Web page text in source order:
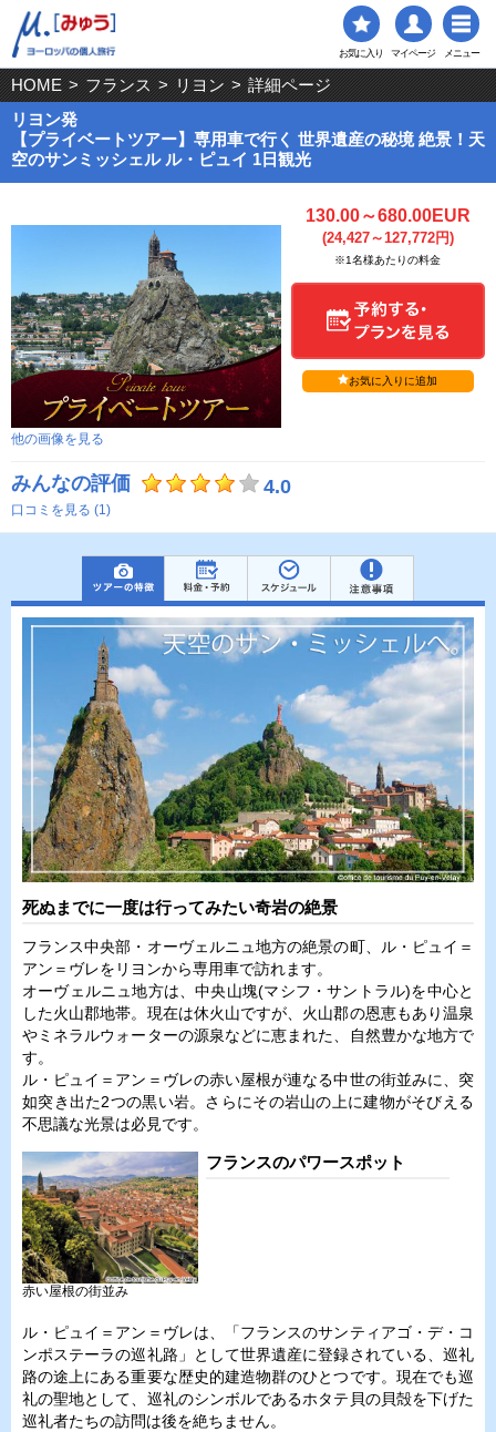
お気に入り マイページ メニュー
HOME > フランス > リヨン > 詳細ページ
リヨン発
【プライベートツアー】専用車で行く 世界遺産の秘境 絶景！天
空のサンミッシェル ル・ピュイ 1日観光
他の画像を見る
130.00～680.00EUR
(24,427～127,772円)
※1名様あたりの料金
お気に入りに追加
みんなの評価 4.0
口コミを見る (1)
死ぬまでに一度は行ってみたい奇岩の絶景
フランス中央部・オーヴェルニュ地方の絶景の町、ル・ピュイ＝
アン＝ヴレをリヨンから専用車で訪れます。
オーヴェルニュ地方は、中央山塊(マシフ・サントラル)を中心と
した火山郡地帯。現在は休火山ですが、火山郡の恩恵もあり温泉
やミネラルウォーターの源泉などに恵まれた、自然豊かな地方で
す。
ル・ピュイ＝アン＝ヴレの赤い屋根が連なる中世の街並みに、突
如突き出た2つの黒い岩。さらにその岩山の上に建物がそびえる
不思議な光景は必見です。
フランスのパワースポット
赤い屋根の街並み
ル・ピュイ＝アン＝ヴレは、「フランスのサンティアゴ・デ・コ
ンポステーラの巡礼路」として世界遺産に登録されている、巡礼
路の途上にある重要な歴史的建造物群のひとつです。現在でも巡
礼の聖地として、巡礼のシンボルであるホタテ貝の貝殻を下げた
巡礼者たちの訪問は後を絶ちません。